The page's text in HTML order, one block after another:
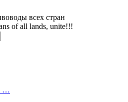
всех стран
of all lands, unite!!!
…